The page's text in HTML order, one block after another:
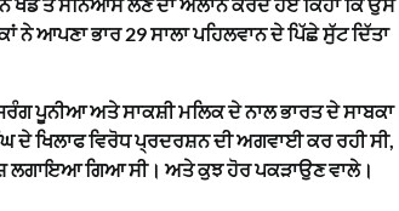
ਨੇ ਆਪਣਾ ਭਾਰ 29 ਸਾਲਾ ਪਹਿਲਵਾਨ ਦੇ ਪਿੱਛੇ ਸੁੱਟ ਦਿੱਤਾ
ਪੂਨੀਆ ਅਤੇ ਸਾਕਸ਼ੀ ਮਲਿਕ ਦੇ ਨਾਲ ਭਾਰਤ ਦੇ ਸਾਬਕਾ
ਖਿਲਾਫ ਵਿਰੋਧ ਪ੍ਰਦਰਸ਼ਨ ਦੀ ਅਗਵਾਈ ਕਰ ਰਹੀ ਸੀ,
ਲਗਾਇਆ ਗਿਆ ਸੀ। ਅਤੇ ਕੁਝ ਹੋਰ ਪਕੜਾਉਣ ਵਾਲੇ।